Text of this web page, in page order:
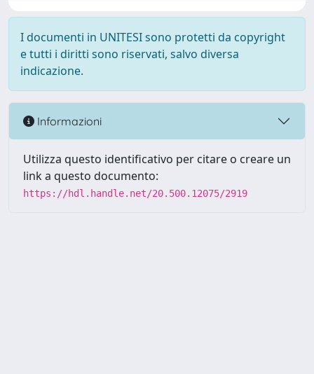
I documenti in UNITESI sono protetti da copyright
e tutti i diritti sono riservati, salvo diversa
indicazione.
Informazioni
Utilizza questo identificativo per citare o creare un
link a questo documento:
https://hdl.handle.net/20.500.12075/2919